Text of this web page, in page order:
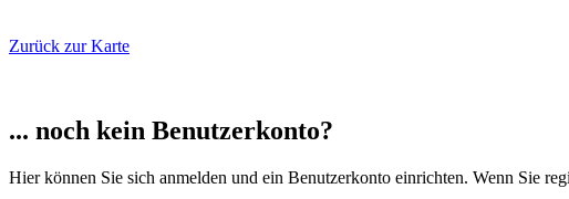
Zurück zur Karte
... noch kein Benutzerkonto?
Hier können Sie sich anmelden und ein Benutzerkonto einrichten. Wenn Sie